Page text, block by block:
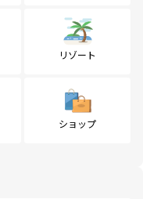
リゾート
ショップ